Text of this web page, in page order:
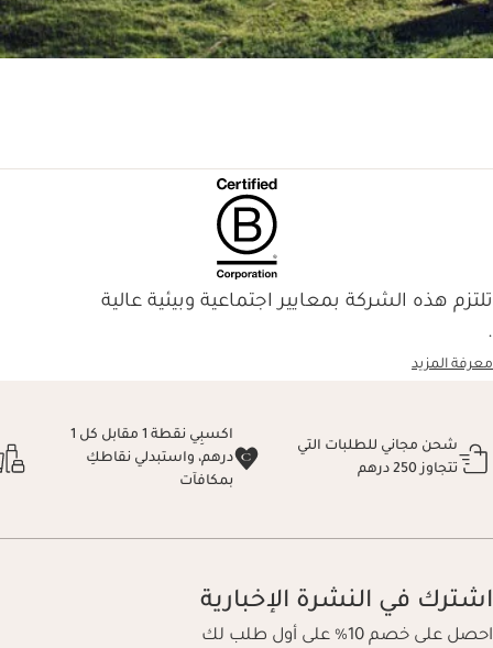
تلتزم هذه الشركة بمعايير اجتماعية وبيئية عالية
.
معرفة المزيد
شحن مجاني للطلبات التي
تتجاوز 250 درهم
اكسبِي نقطة 1 مقابل كل 1
درهم، واستبدلي نقاطكِ
بمكافآت
اشترك في النشرة الإخبارية
احصل على خصم 10% على أول طلب لك